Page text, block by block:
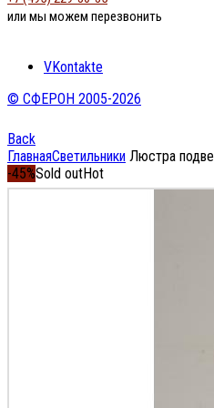
или мы можем перезвонить
VKontakte
© СФЕРОН 2005-2026
Back
ГлавнаяСветильники Люстра
-45%Sold outHot